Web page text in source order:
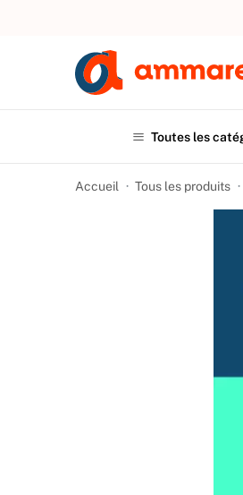
Toutes les
Accueil Tous les produits